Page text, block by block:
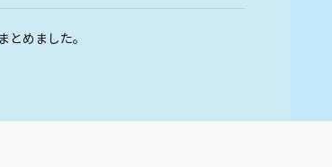
めました。